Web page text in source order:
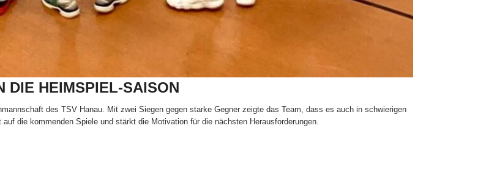
DIE HEIMSPIEL-SAISON
des TSV Hanau. Mit zwei Siegen gegen starke Gegner zeigte das Team, dass es auch in schwierigen
die kommenden Spiele und stärkt die Motivation für die nächsten Herausforderungen.